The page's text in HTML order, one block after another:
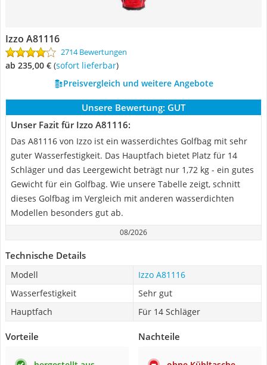
Izzo A81116
2714 Bewertungen
ab 235,00 € ( Sofort lieferbar)
Preisvergleich und weitere Angebote
Unsere Bewertung: GUT
Unser Fazit für Izzo A81116:
Das A81116 von Izzo ist ein wasserdichtes Golfbag mit sehr
guter Wasserfestigkeit. Das Hauptfach bietet Platz für 14
Schläger und das Leergewicht beträgt nur 1,72 kg - ein gutes
Gewicht für ein Golfbag. Wie unsere Tabelle zeigt, schnitt
dieses Golfbag im Vergleich mit anderen wasserdichten
Modellen besonders gut ab.
08/2026
Technische Details
Modell
Izzo A81116
Wasserfestigkeit
Sehr gut
Hauptfach
Für 14 Schläger
Vorteile Nachteile